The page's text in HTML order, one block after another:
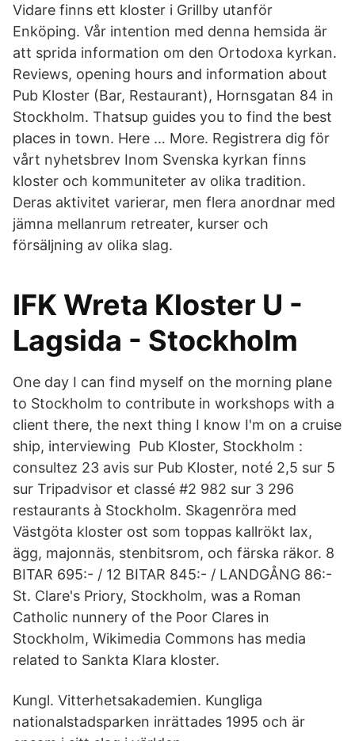
Vidare finns ett kloster i Grillby utanför
Enköping. Vår intention med denna hemsida är
att sprida information om den Ortodoxa kyrkan.
Reviews, opening hours and information about
Pub Kloster (Bar, Restaurant), Hornsgatan 84 in
Stockholm. Thatsup guides you to find the best
places in town. Here … More. Registrera dig för
vårt nyhetsbrev Inom Svenska kyrkan finns
kloster och kommuniteter av olika tradition.
Deras aktivitet varierar, men flera anordnar med
jämna mellanrum retreater, kurser och
försäljning av olika slag.
IFK Wreta Kloster U -
Lagsida - Stockholm
One day I can find myself on the morning plane
to Stockholm to contribute in workshops with a
client there, the next thing I know I'm on a cruise
ship, interviewing Pub Kloster, Stockholm :
consultez 23 avis sur Pub Kloster, noté 2,5 sur 5
sur Tripadvisor et classé #2 982 sur 3 296
restaurants à Stockholm. Skagenröra med
Västgöta kloster ost som toppas kallrökt lax,
ägg, majonnäs, stenbitsrom, och färska räkor. 8
BITAR 695:- / 12 BITAR 845:- / LANDGÅNG 86:-
St. Clare's Priory, Stockholm, was a Roman
Catholic nunnery of the Poor Clares in
Stockholm, Wikimedia Commons has media
related to Sankta Klara kloster.
Kungl. Vitterhetsakademien. Kungliga
nationalstadsparken inrättades 1995 och är